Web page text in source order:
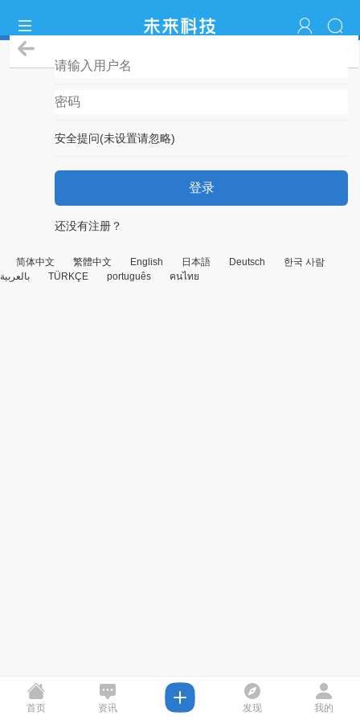
安全提问(未设置请忽略)
登录
还没有注册？
简体中文 繁體中文 English 日本語 Deutsch
한국 사람
بالعربية
TÜRKÇE português คนไทย
首页 资讯 发现 我的